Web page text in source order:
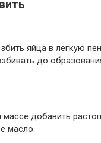
яйца в легкую
до
массе добавить
масло.